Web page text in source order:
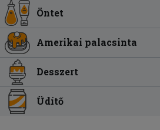
Öntet
Amerikai palacsinta
Desszert
Üdítő